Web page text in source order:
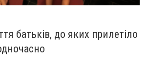
батьків, до яких прилетіло